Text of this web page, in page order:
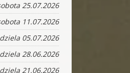
25.07.2026
11.07.2026
05.07.2026
28.06.2026
21.06.2026